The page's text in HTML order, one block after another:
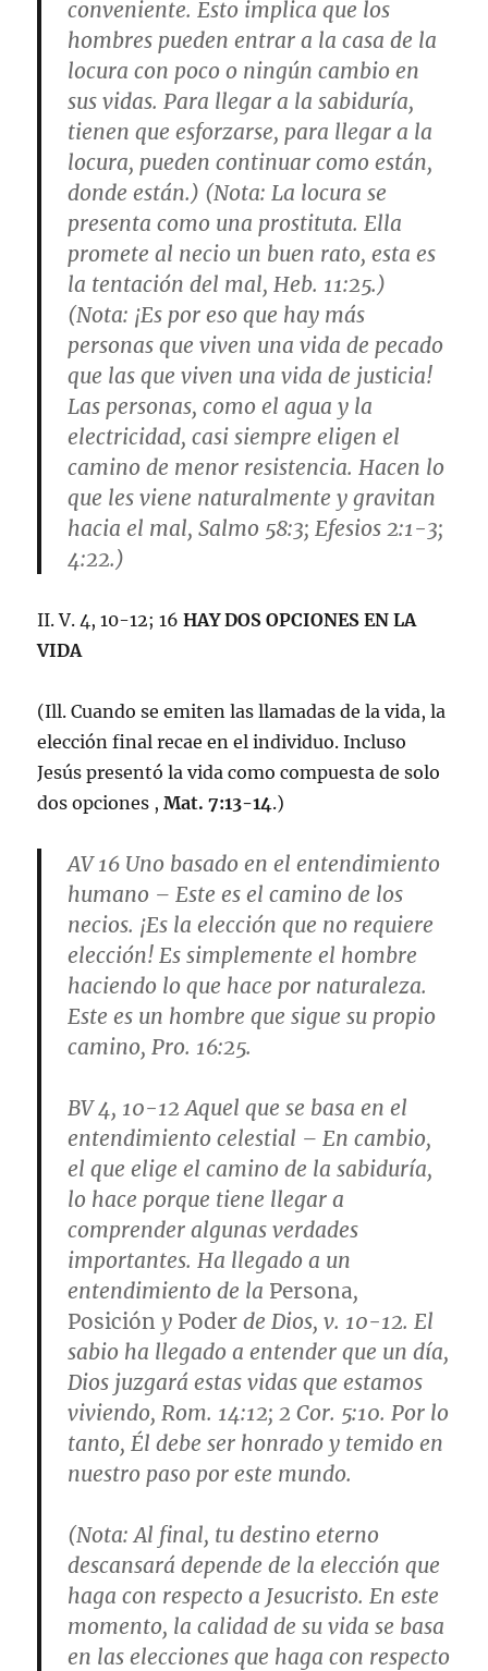
conveniente. Esto implica que los
hombres pueden entrar a la casa de la
locura con poco o ningún cambio en
sus vidas. Para llegar a la sabiduría,
tienen que esforzarse, para llegar a la
locura, pueden continuar como están,
donde están.) (Nota: La locura se
presenta como una prostituta. Ella
promete al necio un buen rato, esta es
la tentación del mal, Heb. 11:25.)
(Nota: ¡Es por eso que hay más
personas que viven una vida de pecado
que las que viven una vida de justicia!
Las personas, como el agua y la
electricidad, casi siempre eligen el
camino de menor resistencia. Hacen lo
que les viene naturalmente y gravitan
hacia el mal, Salmo 58:3; Efesios 2:1-3;
4:22.)
II. V. 4, 10-12; 16HAY DOS OPCIONES EN LA
VIDA
(Ill. Cuando se emiten las llamadas de la vida, la
elección final recae en el individuo. Incluso
Jesús presentó la vida como compuesta de solo
dos opciones ,Mat. 7:13-14.)
AV 16 Uno basado en el entendimiento
humano – Este es el camino de los
necios. ¡Es la elección que no requiere
elección! Es simplemente el hombre
haciendo lo que hace por naturaleza.
Este es un hombre que sigue su propio
camino, Pro. 16:25.
BV 4, 10-12Aquel que se basa en el
entendimiento celestial – En cambio,
el que elige el camino de la sabiduría,
lo hace porque tiene llegar a
comprender algunas verdades
importantes. Ha llegado a un
entendimiento de la Persona,
Posición y Poder de Dios,v. 10-12. El
sabio ha llegado a entender que un día,
Dios juzgará estas vidas que estamos
viviendo, Rom. 14:12; 2 Cor. 5:10. Por lo
tanto, Él debe ser honrado y temido en
nuestro paso por este mundo.
(Nota: Al final, tu destino eterno
descansará depende de la elección que
haga con respecto a Jesucristo. En este
momento, la calidad de su vida se basa
en las elecciones que haga con respecto